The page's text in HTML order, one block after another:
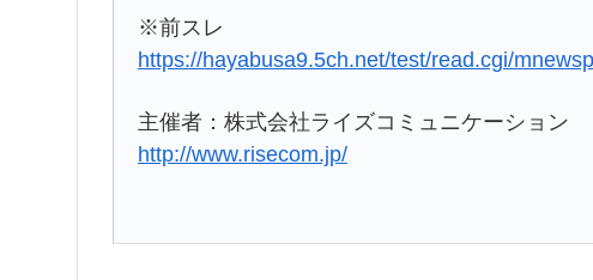
※前スレ
https://hayabusa9.5ch.net/test/read.cgi/
主催者：株式会社ライズコミュニケーション
http://www.risecom.jp/